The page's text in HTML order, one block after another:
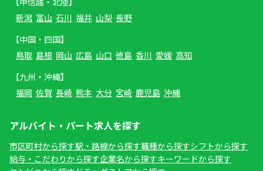
新潟 富山 石川 福井 山梨 長野
【中国・四国】
鳥取 島根 岡山 広島 山口 徳島 香川 愛媛 高知
【九州・沖縄】
福岡 佐賀 長崎 熊本 大分 宮崎 鹿児島 沖縄
アルバイト・パート求人を探す
市区町村から探す駅・路線から探す職種から探すシフトから探す
給与・こだわりから探す企業名から探すキーワードから探す